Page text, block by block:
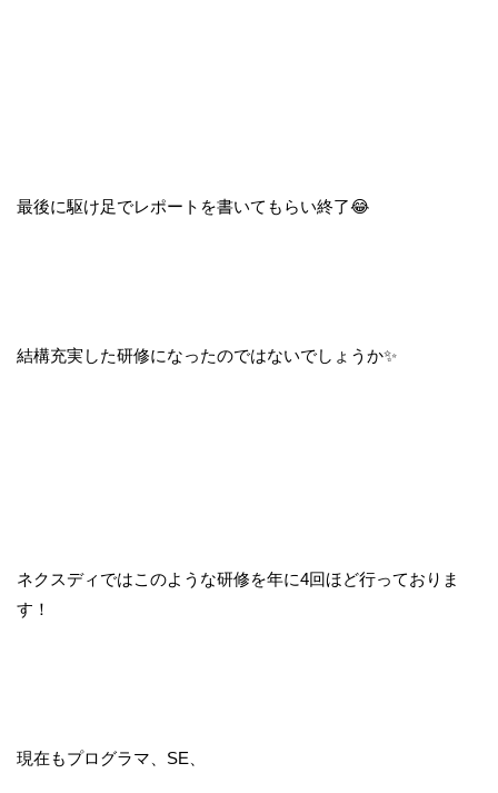
最後に駆け足でレポートを書いてもらい終了😂
結構充実した研修になったのではないでしょうか✨
ネクスディではこのような研修を年に4回ほど行っておりま
す！
現在もプログラマ、SE、